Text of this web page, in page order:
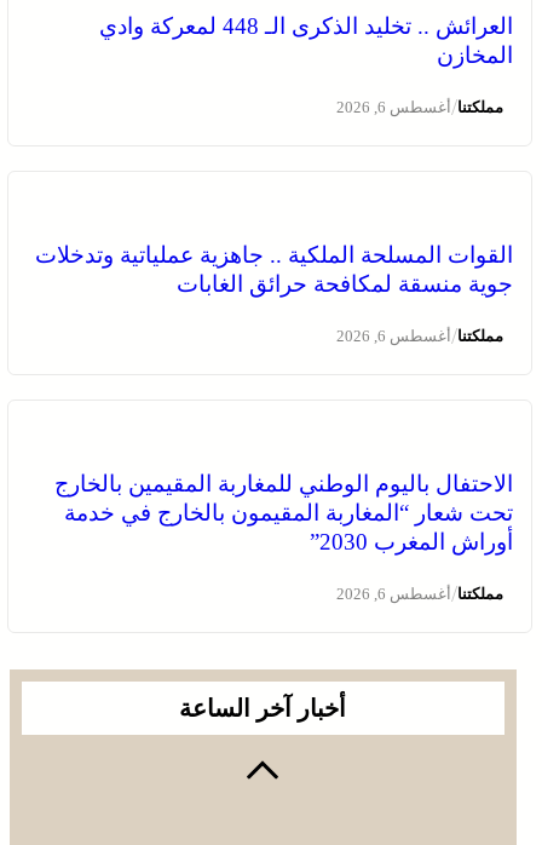
العرائش .. تخليد الذكرى الـ 448 لمعركة وادي
المخازن
مملكتنا/أغسطس 6, 2026
القوات المسلحة الملكية .. جاهزية عملياتية وتدخلات
جوية منسقة لمكافحة حرائق الغابات
مملكتنا/أغسطس 6, 2026
الاحتفال باليوم الوطني للمغاربة المقيمين بالخارج
تحت شعار “المغاربة المقيمون بالخارج في خدمة
أوراش المغرب 2030”
مملكتنا/أغسطس 6, 2026
أخبار آخر الساعة